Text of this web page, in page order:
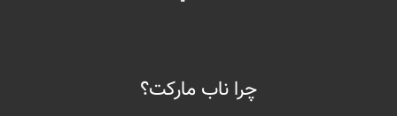
چرا ناب مارکت؟